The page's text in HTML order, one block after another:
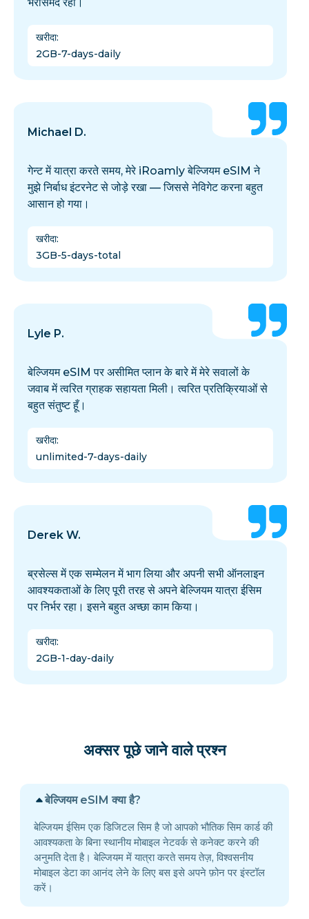
भरोसेमंद रही।
खरीदा:
2GB-7-days-daily
Michael D.
गेन्ट में यात्रा करते समय, मेरे iRoamly बेल्जियम eSIM ने
मुझे निर्बाध इंटरनेट से जोड़े रखा — जिससे नेविगेट करना बहुत
आसान हो गया।
खरीदा:
3GB-5-days-total
Lyle P.
बेल्जियम eSIM पर असीमित प्लान के बारे में मेरे सवालों के
जवाब में त्वरित ग्राहक सहायता मिली। त्वरित प्रतिक्रियाओं से
बहुत संतुष्ट हूँ।
खरीदा:
unlimited-7-days-daily
Derek W.
ब्रसेल्स में एक सम्मेलन में भाग लिया और अपनी सभी ऑनलाइन
आवश्यकताओं के लिए पूरी तरह से अपने बेल्जियम यात्रा ईसिम
पर निर्भर रहा। इसने बहुत अच्छा काम किया।
खरीदा:
2GB-1-day-daily
अक्सर पूछे जाने वाले प्रश्न
बेल्जियम eSIM क्या है?
बेल्जियम ईसिम एक डिजिटल सिम है जो आपको भौतिक सिम कार्ड की
आवश्यकता के बिना स्थानीय मोबाइल नेटवर्क से कनेक्ट करने की
अनुमति देता है। बेल्जियम में यात्रा करते समय तेज़, विश्वसनीय
मोबाइल डेटा का आनंद लेने के लिए बस इसे अपने फ़ोन पर इंस्टॉल
करें।